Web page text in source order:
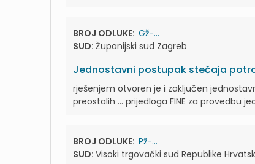
BROJ ODLUKE: Gž-...
SUD: Županijski sud Zagreb
Jednostavni postupak stečaja
rješenjem otvoren je i zaključen
preostalih ... prijedloga FINE za provedbu
BROJ ODLUKE: Pž-...
SUD: Visoki trgovački sud Republike